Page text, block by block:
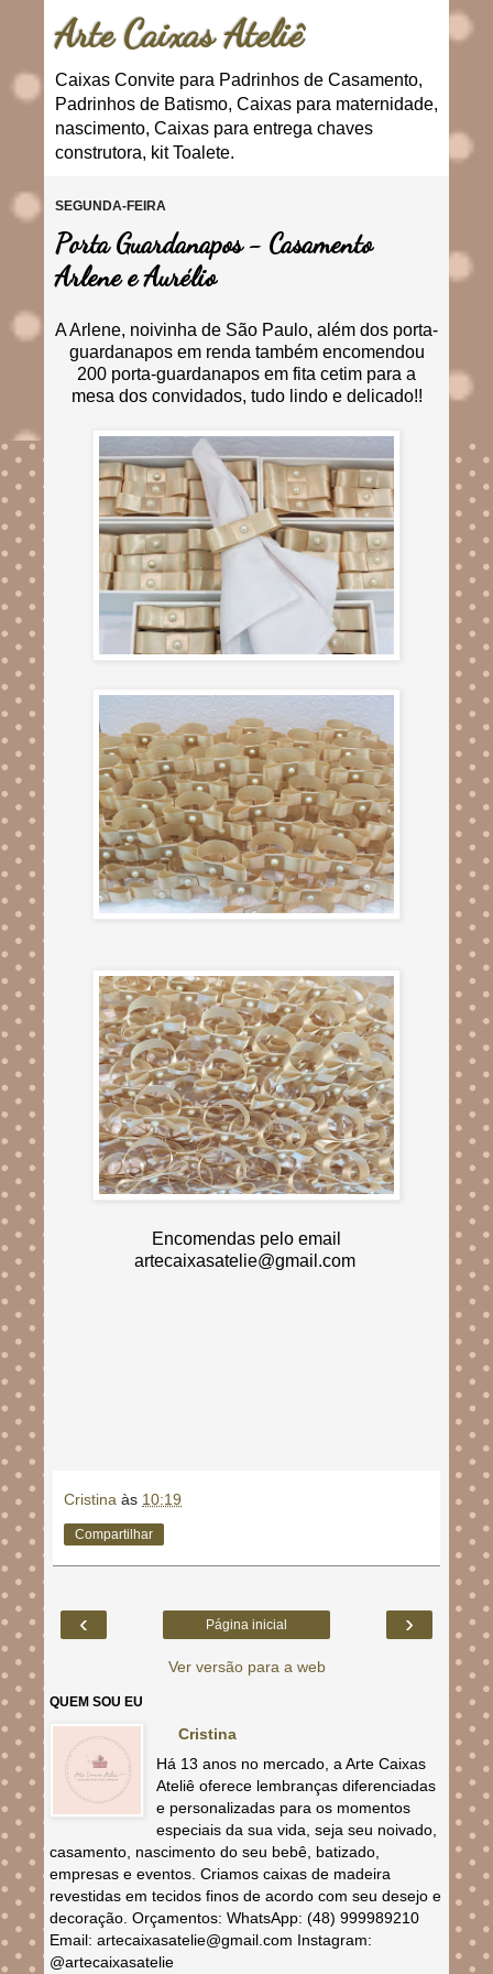
Arte Caixas Ateliê
Caixas Convite para Padrinhos de Casamento,
Padrinhos de Batismo, Caixas para maternidade,
nascimento, Caixas para entrega chaves
construtora, kit Toalete.
SEGUNDA-FEIRA
Porta Guardanapos - Casamento
Arlene e Aurélio
A Arlene, noivinha de São Paulo, além dos porta-
guardanapos em renda também encomendou
200 porta-guardanapos em fita cetim para a
mesa dos convidados, tudo lindo e delicado!!
Encomendas pelo email
artecaixasatelie@gmail.com
Cristina às 10:19
Compartilhar
‹ ›
Página inicial
Ver versão para a web
QUEM SOU EU
Cristina
Há 13 anos no mercado, a Arte Caixas
Ateliê oferece lembranças diferenciadas
e personalizadas para os momentos
especiais da sua vida, seja seu noivado,
casamento, nascimento do seu bebê, batizado,
empresas e eventos. Criamos caixas de madeira
revestidas em tecidos finos de acordo com seu desejo e
decoração. Orçamentos: WhatsApp: (48) 999989210
Email: artecaixasatelie@gmail.com Instagram:
@artecaixasatelie